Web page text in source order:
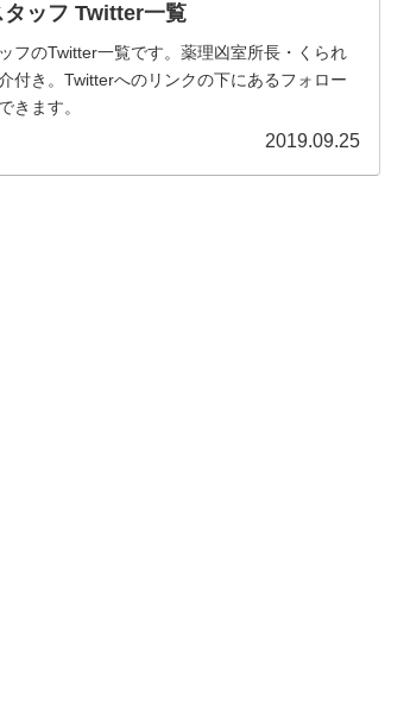
タッフ Twitter一覧
フのTwitter一覧です。薬理凶室所長・くられ
付き。Twitterへのリンクの下にあるフォロー
きます。
2019.09.25